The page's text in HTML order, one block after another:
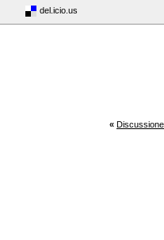
del.icio.us
«